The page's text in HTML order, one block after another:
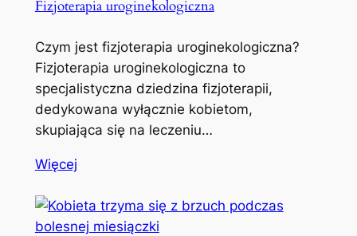
Fizjoterapia uroginekologiczna
Czym jest fizjoterapia uroginekologiczna?
Fizjoterapia uroginekologiczna to
specjalistyczna dziedzina fizjoterapii,
dedykowana wyłącznie kobietom,
skupiająca się na leczeniu…
Więcej